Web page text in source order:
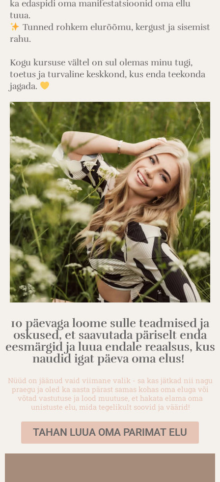
ka edaspidi oma manifestatsioonid oma ellu
tuua.
Tunned rohkem elurõõmu, kergust ja sisemist
rahu.
Kogu kursuse vältel on sul olemas minu tugi,
toetus ja turvaline keskkond, kus enda teekonda
jagada.
10 päevaga loome sulle teadmised ja
oskused, et saavutada päriselt enda
eesmärgid ja luua endale reaalsus, kus
naudid igat päeva oma elus!
Nüüd on jäänud vaid viimane valik - sa kas jätkad nii nagu
praegu ja oled ka aasta pärast samas kohas oma eluga või
võtad vastutuse ja lood muutuse, et hakata elama oma
unistuste elu, mida tegelikult soovid ja väärid!
TAHAN LUUA OMA PARIMAT ELU